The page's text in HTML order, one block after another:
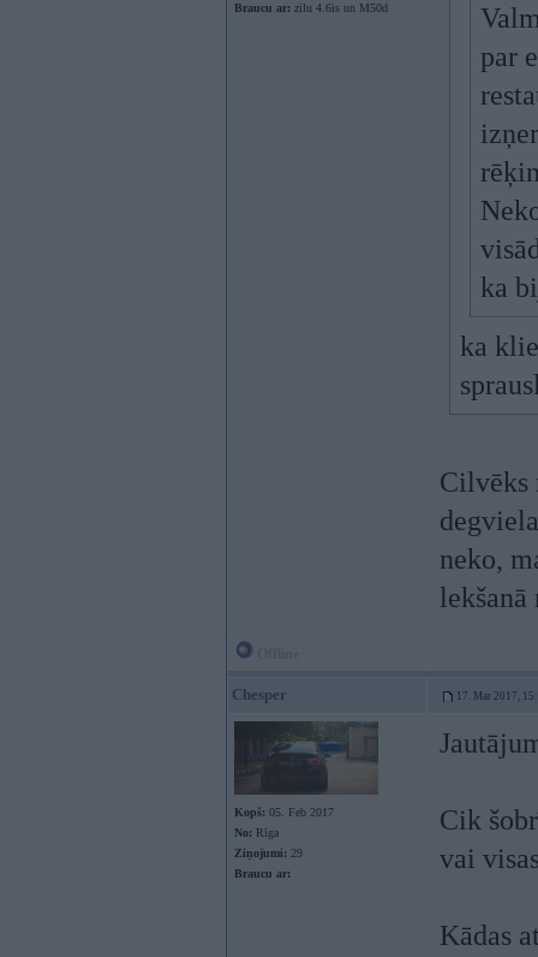
Braucu ar: zilu 4.6is un M50d
par
ka
ka
Cilvēks
neko,
Chesper 17. Mar 2017,
Kopš: 05. Feb 2017
No: Rīga
Ziņojumi: 29
Braucu ar:
Cik
vai
Kādas